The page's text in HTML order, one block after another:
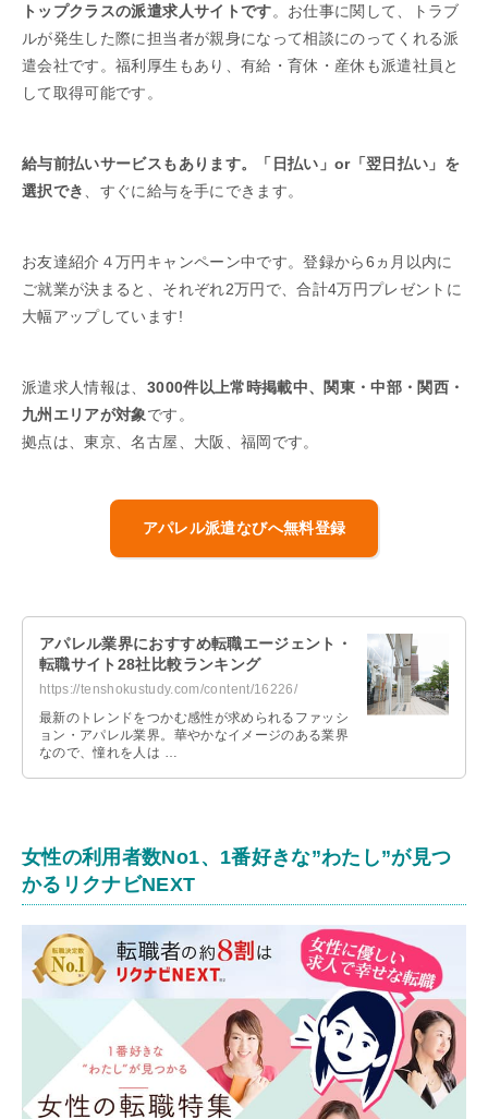
トップクラスの派遣求人サイトです。お仕事に関して、トラブ
ルが発生した際に担当者が親身になって相談にのってくれる派
遣会社です。福利厚生もあり、有給・育休・産休も派遣社員と
して取得可能です。
給与前払いサービスもあります。「日払い」or「翌日払い」を
選択でき
、すぐに給与を手にできます。
お友達紹介４万円キャンペーン中です。登録から6ヵ月以内に
ご就業が決まると、それぞれ2万円で、合計4万円プレゼントに
大幅アップしています!
派遣求人情報は、 3000件以上常時掲載中、関東・中部・関西・
九州エリアが対象です。
拠点は、東京、名古屋、大阪、福岡です。
アパレル派遣なびへ無料登録
アパレル業界におすすめ転職エージェント・
転職サイト28社比較ランキング
https://tenshokustudy.com/content/16226/
最新のトレンドをつかむ感性が求められるファッシ
ョン・アパレル業界。華やかなイメージのある業界
なので、憧れを人は …
女性の利用者数No1、1番好きな”わたし”が見つ
かるリクナビNEXT